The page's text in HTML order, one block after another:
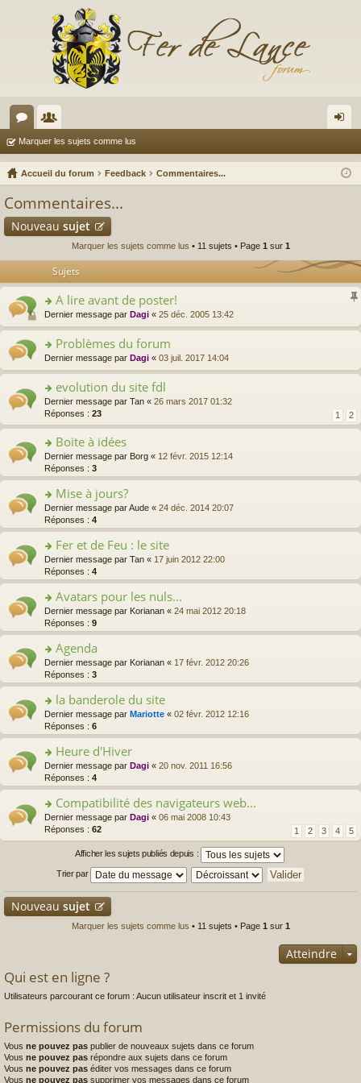
or
u
e
m ne
Marquer les sujets comme lus
Accueil du forum Feedback Commentaires...
Commentaires...
Nouveau sujet
Marquer les sujets comme lus • 11 sujets • Page 1 sur 1
Sujets
o
n
ult
er
le
m
e
s
s
g
e
n
o
n
lu
le
pl
u
s
ré
c
e
nt
A lire avant de poster!
Dernier message par Dagi « 25 déc. 2005 13:42
o
n
ult
er
le
m
e
s
s
a
g
e
n
o
lu
le
pl
s
ré
c
e
nt
Problèmes du forum
Dernier message par Dagi « 03 juil. 2017 14:04
o
n
s
ult
er
le
m
s
s
a
g
e
n
o
n
lu
le
pl
u
ré
c
e
evolution du site fdl
Dernier message par Tan « 26 mars 2017 01:32
Réponses : 23 1 2
o
n
s
ult
er
le
m
e
s
s
a
e
n
o
n
lu
le
pl
u
s
ré
c
e
Boite à idées
Dernier message par Borg « 12 févr. 2015 12:14
Réponses : 3
o
n
s
ult
er
le
m
e
s
s
a
e
n
o
n
lu
le
pl
u
s
ré
c
e
Mise à jours?
Dernier message parAude « 24 déc. 2014 20:07
Réponses : 4
o
n
s
ult
er
le
m
e
s
s
a
e
n
o
n
lu
le
pl
u
s
ré
c
Fer et de Feu : le site
Dernier message par Tan « 17 juin 2012 22:00
Réponses : 4
o
n
s
ult
er
le
m
e
s
s
a
e
n
o
n
lu
le
pl
u
Avatars pour les nuls...
Dernier message par Korianan « 24 mai 2012 20:18
Réponses : 9
o
n
s
ult
er
le
m
e
s
s
a
e
n
o
n
u
s
ré
Agenda
Dernier message par Korianan « 17 févr. 2012 20:26
Réponses : 3
o
n
s
ult
er
le
m
e
s
s
a
n
lu
le
c
nt
la banderole du site
Dernier message par Mariotte « 02 févr. 2012 12:16
Réponses : 6
o
n
s
ult
er
le
g
e
pl
u
c
e
nt
Heure d'Hiver
Dernier message par Dagi « 20 nov. 2011 16:56
Réponses : 4
o
n
s
m
s
n
n
pl
u
s
ré
Compatibilité des navigateurs web...
Dernier message par Dagi « 06 mai 2008 10:43
Réponses : 62 1 2 3 4 5
Afficher les sujets publiés depuis :
Trier par
Nouveau sujet
Marquer les sujets comme lus • 11 sujets • Page 1 sur 1
Atteindre
Qui est en ligne ?
Utilisateurs parcourant ce forum : Aucun utilisateur inscrit et 1 invité
Permissions du forum
Vous ne pouvez pas publier de nouveaux sujets dans ce forum
Vous ne pouvez pas répondre aux sujets dans ce forum
Vous ne pouvez pas éditer vos messages dans ce forum
Vous ne pouvez pas supprimer vos messages dans ce forum